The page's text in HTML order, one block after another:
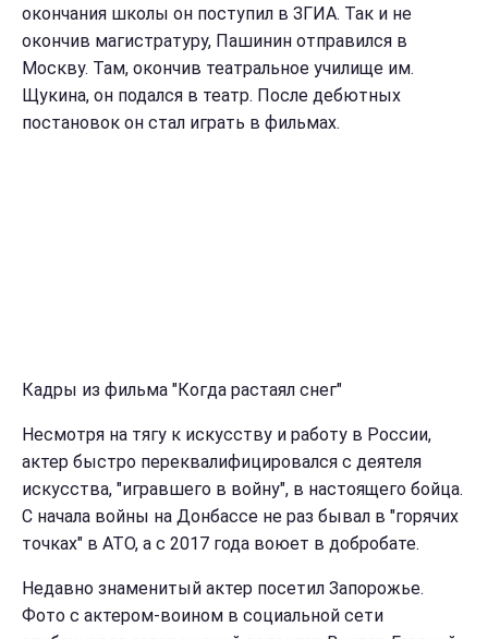
окончания школы он поступил в ЗГИА. Так и не
окончив магистратуру, Пашинин отправился в
Москву. Там, окончив театральное училище им.
Щукина, он подался в театр. После дебютных
постановок он стал играть в фильмах.
Кадры из фильма "Когда растаял снег"
Несмотря на тягу к искусству и работу в России,
актер быстро переквалифицировался с деятеля
искусства, "игравшего в войну", в настоящего бойца.
С начала войны на Донбассе не раз бывал в "горячих
точках" в АТО, а с 2017 года воюет в добробате.
Недавно знаменитый актер посетил Запорожье.
Фото с актером-воином в социальной сети